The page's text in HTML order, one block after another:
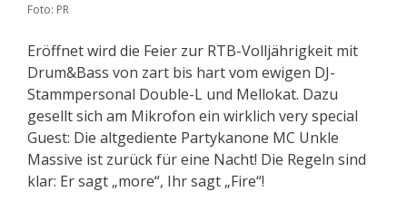
Foto: PR
Eröffnet wird die Feier zur RTB-Volljährigkeit mit
Drum&Bass von zart bis hart vom ewigen DJ-
Stammpersonal Double-L und Mellokat. Dazu
gesellt sich am Mikrofon ein wirklich very special
Guest: Die altgediente Partykanone MC Unkle
Massive ist zurück für eine Nacht! Die Regeln sind
klar: Er sagt „more“, Ihr sagt „Fire“!